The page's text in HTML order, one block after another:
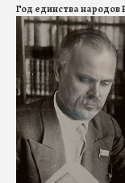
Год единства народов